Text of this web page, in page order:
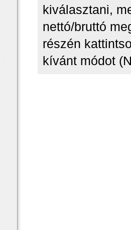
kiválasztani,
nettó/bruttó
részén
kívánt módot